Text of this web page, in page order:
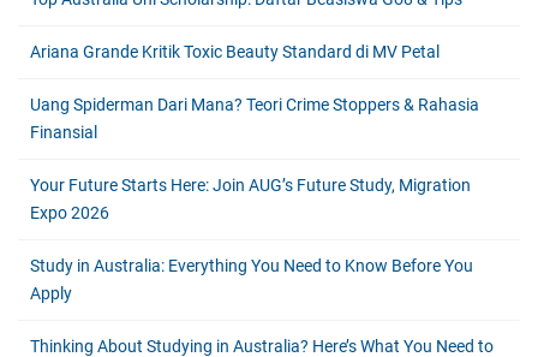
Ariana Grande Kritik Toxic Beauty Standard di MV Petal
Uang Spiderman Dari Mana? Teori Crime Stoppers & Rahasia
Finansial
Your Future Starts Here: Join AUG’s Future Study, Migration
Expo 2026
Study in Australia: Everything You Need to Know Before You
Apply
Thinking About Studying in Australia? Here’s What You Need to